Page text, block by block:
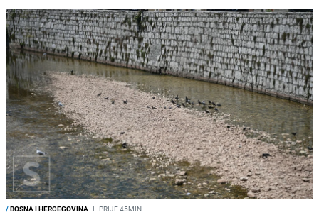
/BOSNA I HERCEGOVINA I PRIJE 45MIN